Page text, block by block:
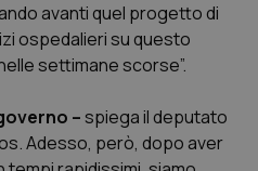
di Trento
avanti quel progetto di
ospedalieri su questo
settimane scorse”.
–spiega il deputato
Adesso, però, dopo aver